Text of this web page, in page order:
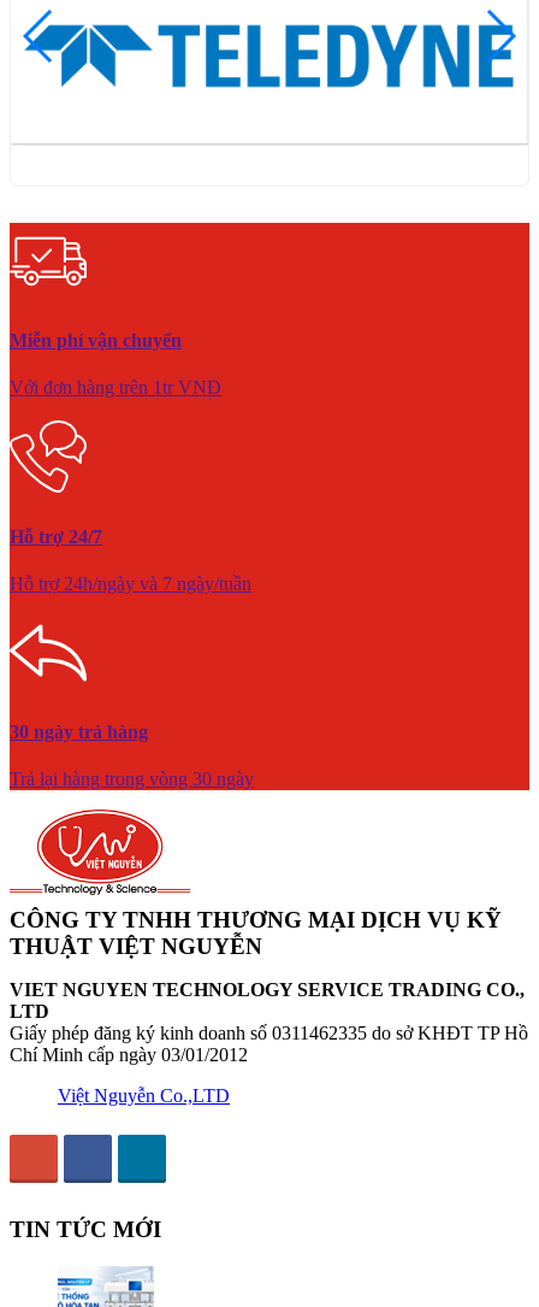
Miễn phí vận chuyển
Với đơn hàng trên 1tr VNĐ
Hỗ trợ 24/7
Hỗ trợ 24h/ngày và 7 ngày/tuần
30 ngày trả hàng
Trả lại hàng trong vòng 30 ngày
CÔNG TY TNHH THƯƠNG MẠI DỊCH VỤ KỸ
THUẬT VIỆT NGUYỄN
VIET NGUYEN TECHNOLOGY SERVICE TRADING CO.,
LTD
Giấy phép đăng ký kinh doanh số 0311462335 do sở KHĐT TP Hồ
Chí Minh cấp ngày 03/01/2012
Việt Nguyễn Co.,LTD
TIN TỨC MỚI